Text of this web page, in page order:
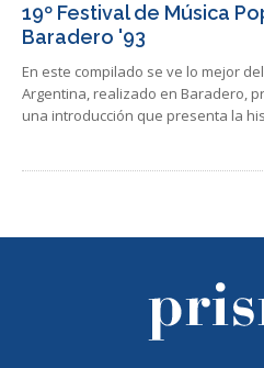
19º Festival de Música
Baradero '93
En este compilado se ve lo mejor
Argentina, realizado en Baradero,
una introducción que presenta la